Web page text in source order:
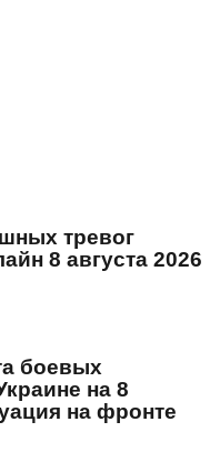
тревог
8 августа 2026
боевых
на 8
на фронте